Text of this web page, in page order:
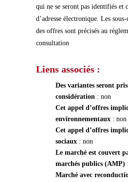
qui ne se seront pas identifiés et
d’adresse électronique. Les
des offres sont précisés au
consultation
Liens associés :
Des variantes seront
considération : non
Cet appel d’offres
environnementaux : non
Cet appel d’offres
sociaux : non
Le marché est couvert
marchés publics (AMP)
Marché avec